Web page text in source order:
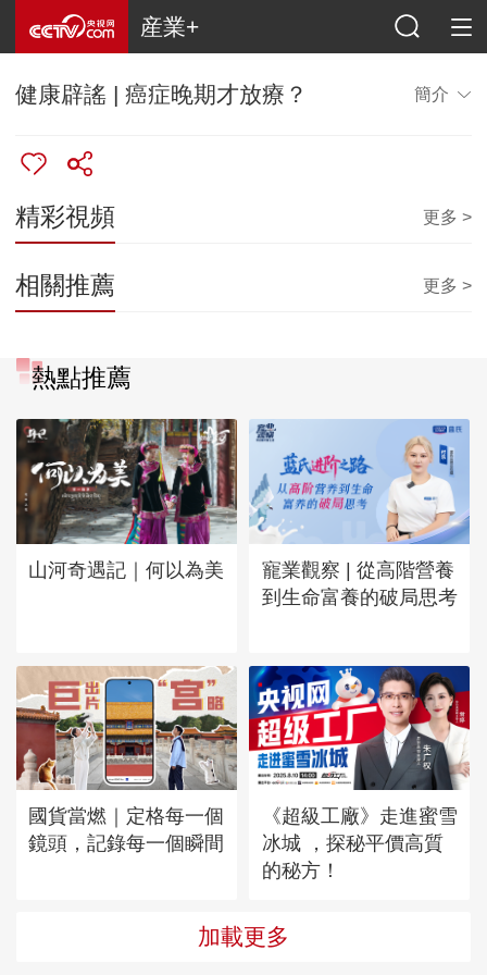
産業+
健康辟謠 | 癌症晚期才放療？ 簡介
精彩視頻 更多 >
相關推薦 更多 >
熱點推薦
山河奇遇記｜何以為美
寵業觀察 | 從高階營養
到生命富養的破局思考
國貨當燃｜定格每一個
鏡頭，記錄每一個瞬間
《超級工廠》走進蜜雪
冰城 ，探秘平價高質
的秘方！
加載更多